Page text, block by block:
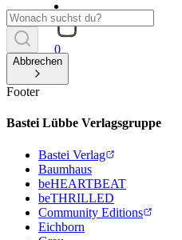
0
Abbrechen
Footer
Bastei Lübbe Verlagsgruppe
Bastei Verlag
Baumhaus
beHEARTBEAT
beTHRILLED
Community Editions
Eichborn